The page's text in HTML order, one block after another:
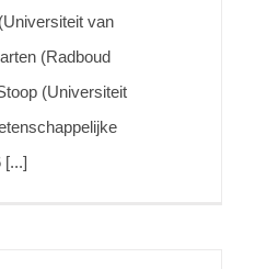
van
(Radboud
(Universiteit
[...]